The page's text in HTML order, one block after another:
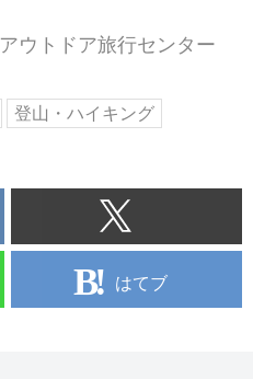
アウトドア旅行センター
登山・ハイキング
はてブ